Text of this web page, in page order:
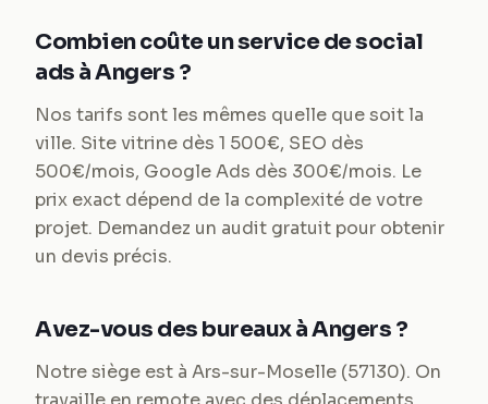
Combien coûte un service de social
ads à Angers ?
Nos tarifs sont les mêmes quelle que soit la
ville. Site vitrine dès 1 500€, SEO dès
500€/mois, Google Ads dès 300€/mois. Le
prix exact dépend de la complexité de votre
projet. Demandez un audit gratuit pour obtenir
un devis précis.
Avez-vous des bureaux à Angers ?
Notre siège est à Ars-sur-Moselle (57130). On